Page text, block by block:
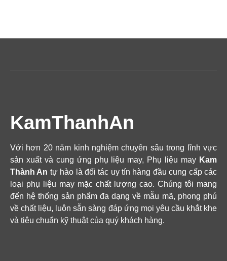
KamThanhAn
Với hơn 20 năm kinh nghiệm chuyên sâu trong lĩnh vực
sản xuất và cung ứng phụ liệu may, Phụ liệu may Kam
Thành An tự hào là đối tác uy tín hàng đầu cung cấp các
loại phụ liệu may mặc chất lượng cao. Chúng tôi mang
đến hệ thống sản phẩm đa dạng về mẫu mã, phong phú
về chất liệu, luôn sẵn sàng đáp ứng mọi yêu cầu khắt khe
và tiêu chuẩn kỹ thuật của quý khách hàng.